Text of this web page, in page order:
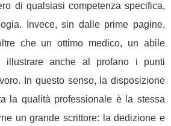
di qualsiasi competenza specifica,
Invece, sin dalle prime pagine,
che un ottimo medico, un abile
illustrare anche al profano i punti
In questo senso, la disposizione
la qualità professionale è la stessa
un grande scrittore: la dedizione e